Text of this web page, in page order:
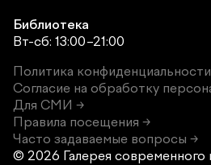
Библиотека
Вт-сб: 13:00–21:00
Политика
Согласие на обработку
Для СМИ →
Правила посещения →
Часто задаваемые вопросы →
© 2026 Галерея современного